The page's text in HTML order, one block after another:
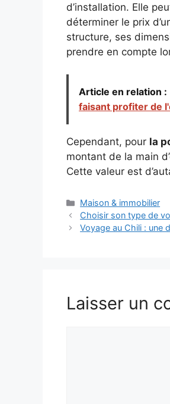
d’installation. Elle
déterminer le prix
structure, ses
prendre en compte
Article en relation :
faisant profiter de
Cependant, pour la
montant de la main
Cette valeur est
Catégories
Maison & immobilier
Choisir son type de
Voyage au Chili : une
Laisser un